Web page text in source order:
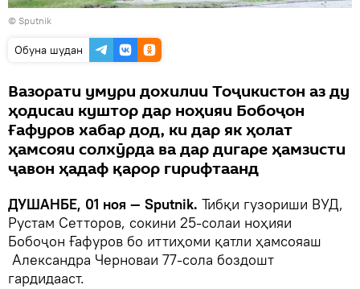
© Sputnik
Обуна шудан
Вазорати умури дохилии Тоҷикистон аз ду
ҳодисаи куштор дар ноҳияи Бобоҷон
Ғафуров хабар дод, ки дар як ҳолат
ҳамсояи солхӯрда ва дар дигаре ҳамзисти
ҷавон ҳадаф қарор гирифтаанд
ДУШАНБЕ, 01 ноя — Sputnik. Тибқи гузориши ВУД,
Рустам Сетторов, сокини 25-солаи ноҳияи
Бобоҷон Ғафуров бо иттиҳоми қатли ҳамсояаш
Александра Черноваи 77-сола боздошт
гардидааст.